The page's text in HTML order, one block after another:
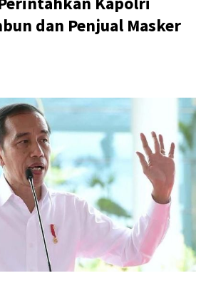
dan Penjual Masker